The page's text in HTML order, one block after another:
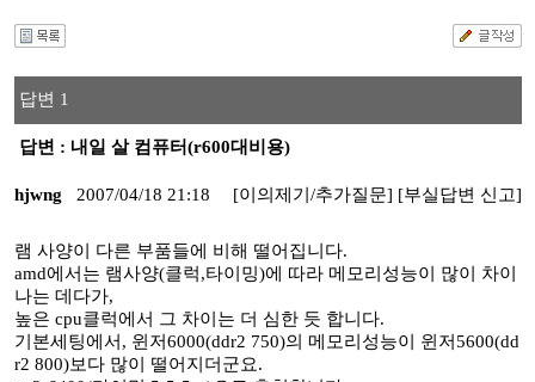
답변 1
답변 : 내일 살 컴퓨터(r600대비용)
hjwng 2007/04/18 21:18 [이의제기/추가질문] [부실답변 신고]
램 사양이 다른 부품들에 비해 떨어집니다.
amd에서는 램사양(클럭,타이밍)에 따라 메모리성능이 많이 차이
나는 데다가,
높은 cpu클럭에서 그 차이는 더 심한 듯 합니다.
기본세팅에서, 윈저6000(ddr2 750)의 메모리성능이 윈저5600(dd
r2 800)보다 많이 떨어지더군요.